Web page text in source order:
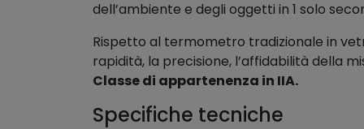
dell’ambiente e degli oggetti in 1 solo
Rispetto al termometro tradizionale in
rapidità, la precisione, l’affidabilità della
Classe di appartenenza in IIA.
Specifiche tecniche